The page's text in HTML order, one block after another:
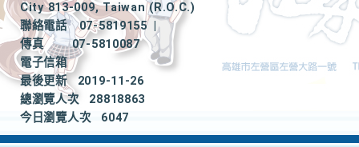
City 813-009, Taiwan (R.O.C.)
聯絡電話
07-5819155
|
傳真
07-5810087
電子信箱
最後更新
2019-11-26
總瀏覽人次
28818863
今日瀏覽人次
6047